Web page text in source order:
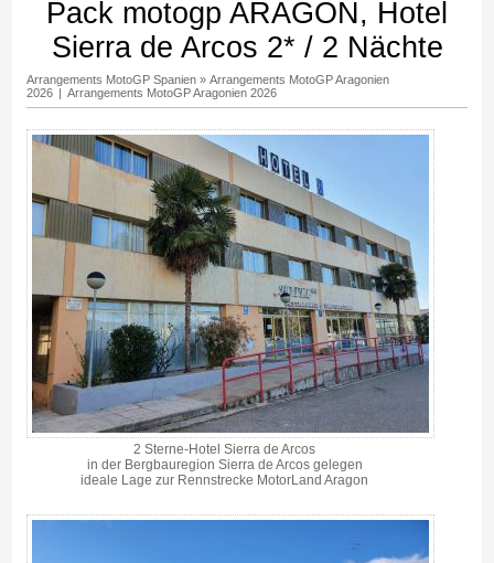
Pack motogp ARAGON, Hotel
Sierra de Arcos 2* / 2 Nächte
Arrangements MotoGP Spanien» Arrangements MotoGP Aragonien
2026
Arrangements MotoGP Aragonien 2026
2 Sterne-Hotel Sierra de Arcos
in der Bergbauregion Sierra de Arcos gelegen
ideale Lage zur Rennstrecke MotorLand Aragon